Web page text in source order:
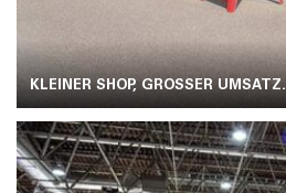
KLEINER SHOP, GROSSER UMSATZ.